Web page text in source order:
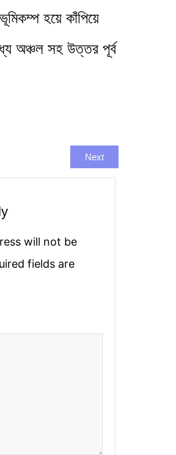
হয়ে কাঁপিয়ে
অঞ্চল সহ উত্তর পূর্ব
Next
will not be
fields are